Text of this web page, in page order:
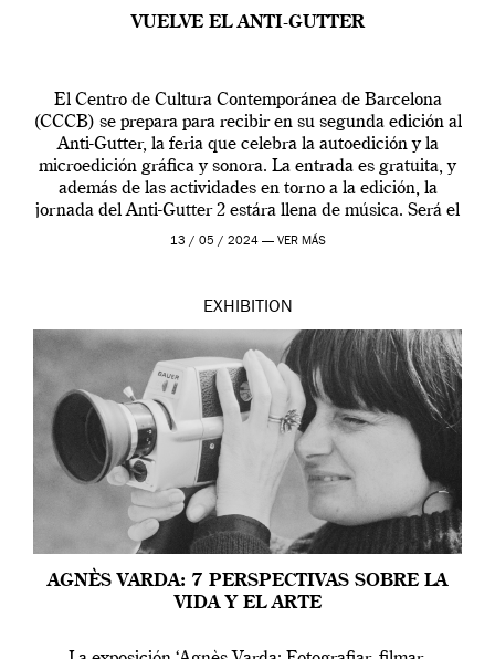
VUELVE EL ANTI-GUTTER
El Centro de Cultura Contemporánea de Barcelona
(CCCB) se prepara para recibir en su segunda edición al
Anti-Gutter, la feria que celebra la autoedición y la
microedición gráfica y sonora. La entrada es gratuita, y
además de las actividades en torno a la edición, la
jornada del Anti-Gutter 2 estára llena de música. Será el
[…]
13 / 05 / 2024 — VER MÁS
EXHIBITION
AGNÈS VARDA: 7 PERSPECTIVAS SOBRE LA
VIDA Y EL ARTE